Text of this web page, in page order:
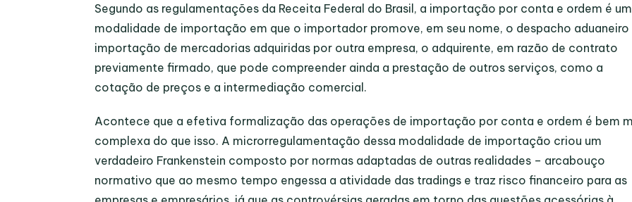
Segundo as regulamentações da Receita Federal do Brasil, a importação por conta e ordem é
modalidade de importação em que o importador promove, em seu nome, o despacho aduaneiro
importação de mercadorias adquiridas por outra empresa, o adquirente, em razão de contrato
previamente firmado, que pode compreender ainda a prestação de outros serviços, como a
cotação de preços e a intermediação comercial.
Acontece que a efetiva formalização das operações de importação por conta e ordem é bem
complexa do que isso. A microrregulamentação dessa modalidade de importação criou um
verdadeiro Frankenstein composto por normas adaptadas de outras realidades – arcabouço
normativo que ao mesmo tempo engessa a atividade das tradings e traz risco financeiro para as